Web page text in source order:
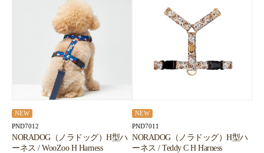
NEW
PND7012
NORADOG（ノラドッグ）H型ハ
ーネス / WooZoo H Harness
NEW
PND7011
NORADOG（ノラドッグ）H型ハ
ーネス / Teddy C H Harness